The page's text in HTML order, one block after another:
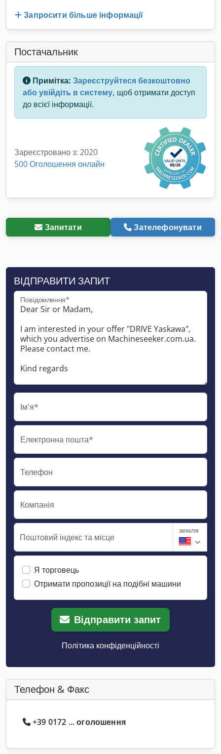
Запросити більше інформації
Постачальник
Примітка: Зареєструйтеся безкоштовно
або увійдіть в систему, щоб отримати доступ
до всієї інформації.
Зареєстровано з: 2020
500 Оголошення онлайн
Запитати Зателефонувати
ВІДПРАВИТИ ЗАПИТ
Повідомлення*
Ім'я*
Електронна пошта*
Телефон
Компанія
Поштовий індекс та місце
земля
Я торговець
Отримати пропозиції на подібні машини
Відправити запит
Політика конфіденційності
Телефон & Факс
+39 0172 ... оголошення